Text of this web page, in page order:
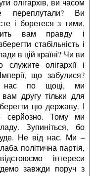
олігархів, ви часом
переплутали? Ви
і боретеся з тими,
вам правду і
стабільність і
в цій країні? Чи ви
служите олігархії і
що забулися?
нас по щоці, ми
вам другу тільки для
цю державу. І
Тому ми
Зупиніться, бо
Не від нас. Ми –
політична партія,
інтереси
завжди поруч з